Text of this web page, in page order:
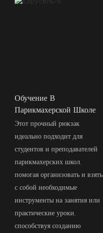
Обучение В
Парикмахерской Школе
Этот прочный рюкзак
идеально подходит для
студентов и преподавателей
парикмахерских школ,
помогая организовать и взять
с собой необходимые
инструменты на занятия или
практические уроки,
способствуя созданию